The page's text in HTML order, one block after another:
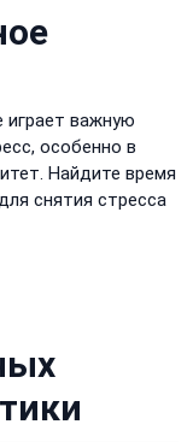
играет важную
особенно в
Найдите время
снятия стресса